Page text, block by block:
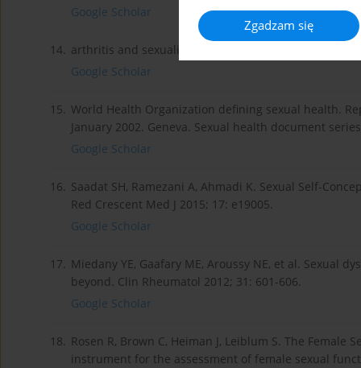
Zgadzam się
Google Scholar
14. arthritis and sexuality: a patient survey in France.
Google Scholar
15. World Health Organization defining sexual health.
January 2002. Geneva. Sexual health document
Google Scholar
16. Saadat SH, Ramezani A, Ahmadi K. Sexual Self-
Red Crescent Med J 2015; 17: e19005.
Google Scholar
17. Miedany YE, Gaafary ME, Aroussy NE, et al.
beyond. Clin Rheumatol 2012; 31: 601-606.
Google Scholar
18. Rosen R, Brown C, Heiman J, Leiblum S. The
instrument for the assessment of female sexual